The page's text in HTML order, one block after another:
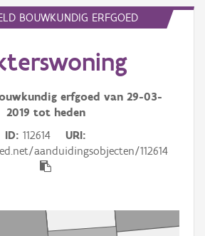
BOUWKUNDIG ERFGOED
erfgoed van 29-03-
2019 tot heden
ID 112614
URI
aanduidingsobjecten/112614